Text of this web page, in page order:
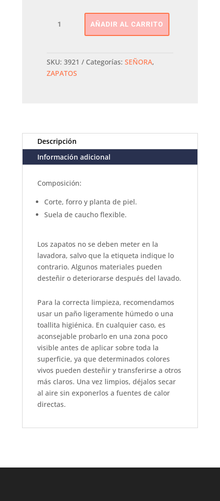
DESTALONADO
cantidad
AÑADIR AL CARRITO
SKU: 3921 Categorías: SEÑORA,
ZAPATOS
Descripción
Información adicional
Composición:
Corte, forro y planta de piel.
Suela de caucho flexible.
Los zapatos no se deben meter en la
lavadora, salvo que la etiqueta indique lo
contrario. Algunos materiales pueden
desteñir o deteriorarse después del lavado.
Para la correcta limpieza, recomendamos
usar un paño ligeramente húmedo o una
toallita higiénica. En cualquier caso, es
aconsejable probarlo en una zona poco
visible antes de aplicar sobre toda la
superficie, ya que determinados colores
vivos pueden desteñir y transferirse a otros
más claros. Una vez limpios, déjalos secar
al aire sin exponerlos a fuentes de calor
directas.